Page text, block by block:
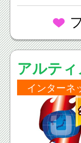
アルテ
インターネ